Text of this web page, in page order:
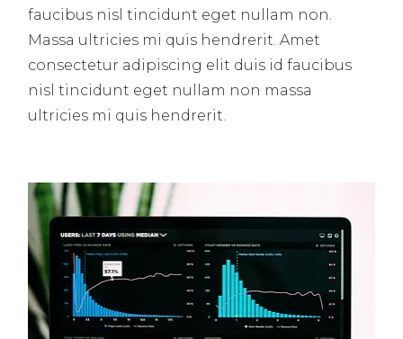
faucibus nisl tincidunt eget nullam non.
Massa ultricies mi quis hendrerit. Amet
consectetur adipiscing elit duis id faucibus
nisl tincidunt eget nullam non massa
ultricies mi quis hendrerit.